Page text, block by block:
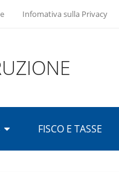
Infomativa sulla Privacy
FISCO E TASSE